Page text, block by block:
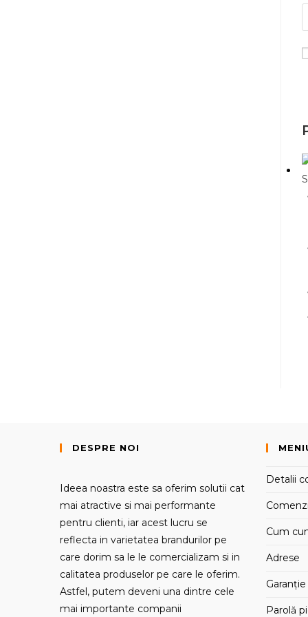
DESPRE NOI
Ideea noastra este sa oferim solutii cat
mai atractive si mai performante
pentru clienti, iar acest lucru se
reflecta in varietatea brandurilor pe
care dorim sa le le comercializam si in
calitatea produselor pe care le oferim.
Astfel, putem deveni una dintre cele
mai importante companii
Detalii
Comenzi
Cum
Adrese
Parolă